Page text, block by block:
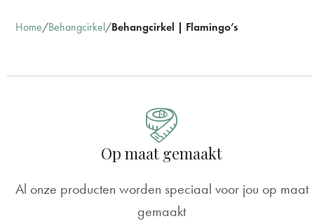
Home Behangcirkel Behangcirkel | Flamingo’s
Op maat gemaakt
Al onze producten worden speciaal voor jou op maat
gemaakt